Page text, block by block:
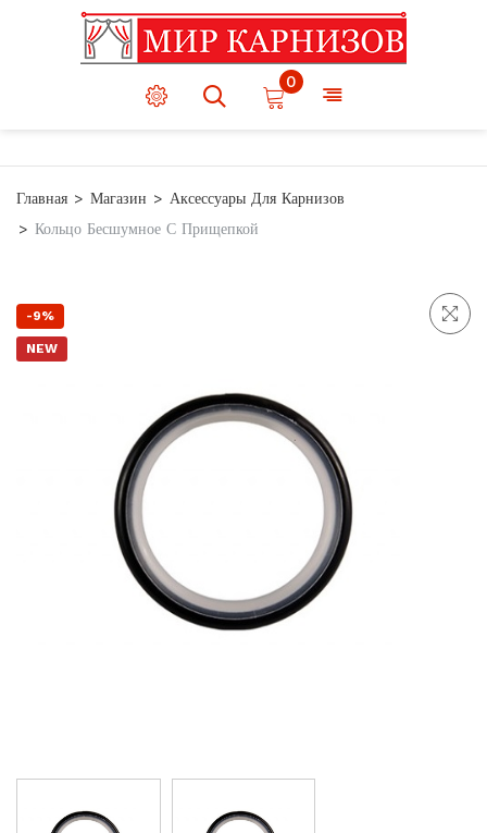
0
Главная Магазин
Аксессуары Для Карнизов
Кольцо Бесшумное С Прищепкой
-9%
NEW